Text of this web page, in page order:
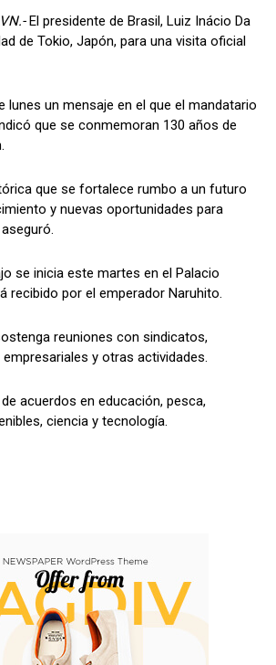
El presidente de Brasil, Luiz Inácio Da
de Tokio, Japón, para una visita oficial
lunes un mensaje en el que el mandatario
que se conmemoran 130 años de
que se fortalece rumbo a un futuro
y nuevas oportunidades para
se inicia este martes en el Palacio
recibido por el emperador Naruhito.
reuniones con sindicatos,
y otras actividades.
acuerdos en educación, pesca,
ciencia y tecnología.